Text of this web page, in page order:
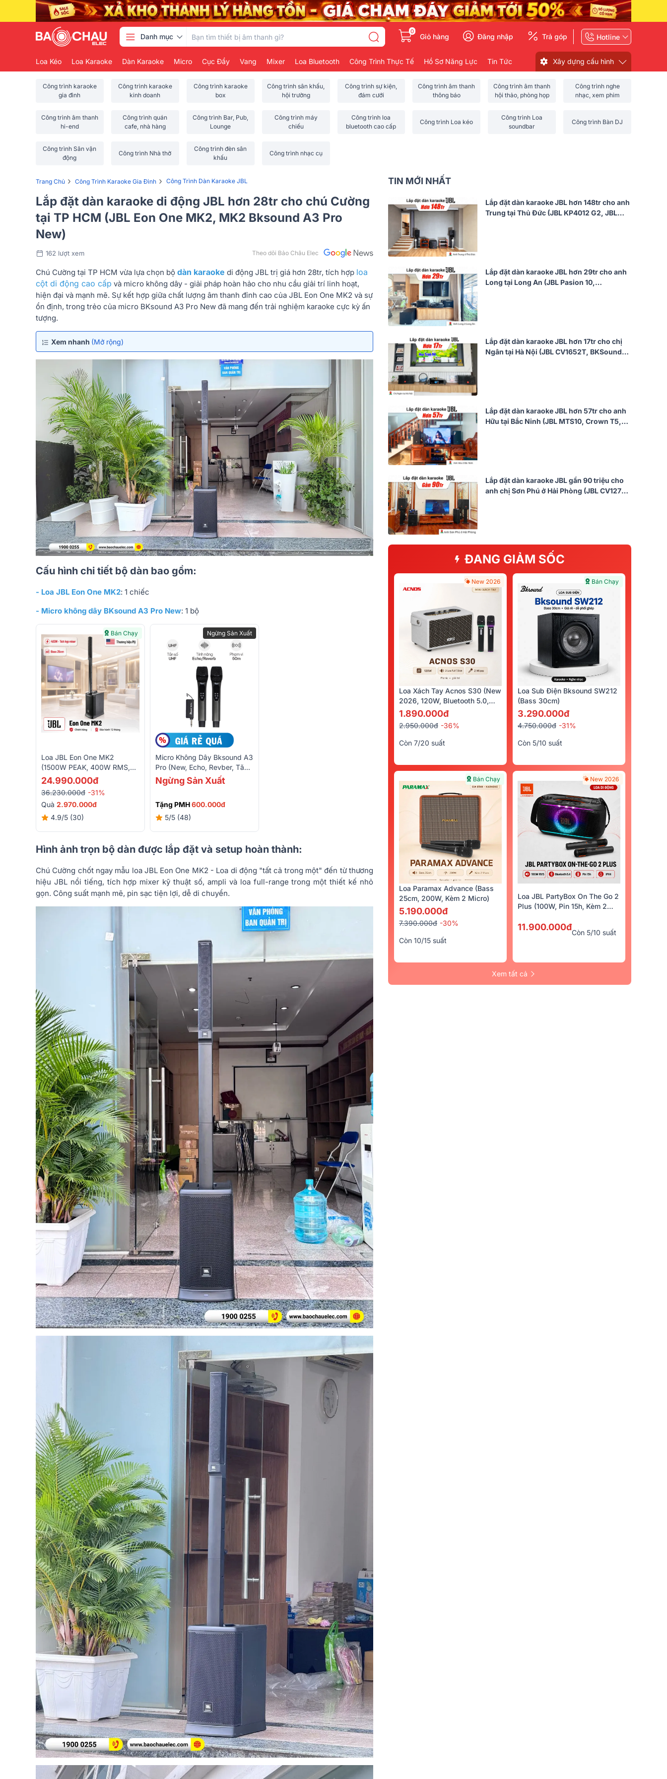
Danh mục
0
Giỏ hàng Đăng nhập Trả góp Hotline
Loa Kéo Loa Karaoke Dàn Karaoke Micro Cục Đẩy Vang Mixer Loa Bluetooth Công Trình Thực Tế Hồ Sơ Năng Lực Tin Tức Xây dựng cấu hình
Công trình karaoke
gia đình
Công trình karaoke
kinh doanh
Công trình karaoke
box
Công trình sân khấu,
hội trường
Công trình sự kiện,
đám cưới
Công trình âm thanh
thông báo
Công trình âm thanh
hội thảo, phòng họp
Công trình nghe
nhạc, xem phim
Công trình âm thanh
hi-end
Công trình quán
cafe, nhà hàng
Công trình Bar, Pub,
Lounge
Công trình máy
chiếu
Công trình loa
bluetooth cao cấp
Công trình Loa kéo
Công trình Loa
soundbar
Công trình Bàn DJ
Công trình Sân vận
động
Công trình Nhà thờ
Công trình đèn sân
khấu
Công trình nhạc cụ
Trang Chủ › Công Trình Karaoke Gia Đình › Công Trình Dàn Karaoke JBL
Lắp đặt dàn karaoke di động JBL hơn 28tr cho chú Cường
tại TP HCM (JBL Eon One MK2, MK2 Bksound A3 Pro
New)
162 lượt xem Theo dõi Bảo Châu Elec
Chú Cường tại TP HCM vừa lựa chọn bộ dàn karaoke di động JBL trị giá hơn 28tr, tích hợp loa
cột di động cao cấp và micro không dây - giải pháp hoàn hảo cho nhu cầu giải trí linh hoạt,
hiện đại và mạnh mẽ. Sự kết hợp giữa chất lượng âm thanh đỉnh cao của JBL Eon One MK2 và sự
ổn định, trong trẻo của micro BKsound A3 Pro New đã mang đến trải nghiệm karaoke cực kỳ ấn
tượng.
Xem nhanh (Mở rộng)
Cấu hình chi tiết bộ dàn bao gồm:
- Loa JBL Eon One MK2: 1 chiếc
- Micro không dây BKsound A3 Pro New: 1 bộ
Bán Chạy
Loa JBL Eon One MK2
(1500W PEAK, 400W RMS,
Bluetooth, DSP, Mixer, Loa
Column)
24.990.000đ
36.230.000đ -31%
Quà 2.970.000đ
4.9/5 (30)
Ngừng Sản Xuất
Micro Không Dây Bksound A3
Pro (New, Echo, Revber, Tăng
Giảm Âm Lượng Mic)
Ngừng Sản Xuất
Tặng PMH600.000đ
5/5 (48)
Hình ảnh trọn bộ dàn được lắp đặt và setup hoàn thành:
Chú Cường chốt ngay mẫu loa JBL Eon One MK2 - Loa di động "tất cả trong một" đến từ thương
hiệu JBL nổi tiếng, tích hợp mixer kỹ thuật số, ampli và loa full-range trong một thiết kế nhỏ
gọn. Công suất mạnh mẽ, pin sạc tiện lợi, dễ di chuyển.
TIN MỚI NHẤT
Lắp đặt dàn karaoke JBL hơn 148tr cho anh
Trung tại Thủ Đức (JBL KP4012 G2, JBL
Lắp đặt dàn karaoke JBL hơn 29tr cho anh
Long tại Long An (JBL Pasion 10,
Lắp đặt dàn karaoke JBL hơn 17tr cho chị
Ngân tại Hà Nội (JBL CV1652T, BKSound
Lắp đặt dàn karaoke JBL hơn 57tr cho anh
Hữu tại Bắc Ninh (JBL MTS10, Crown T5,
Lắp đặt dàn karaoke JBL gần 90 triệu cho
anh chị Sơn Phú ở Hải Phòng (JBL CV1270,
ĐANG GIẢM SỐC
New 2026
Loa Xách Tay Acnos S30 (New
2026, 120W, Bluetooth 5.0,
Kèm 2 Tay Micro)
1.890.000đ
2.950.000đ -36%
Còn 7/20 suất
Bán Chạy
Loa Sub Điện Bksound SW212
(bass 30cm)
3.290.000đ
4.750.000đ -31%
Còn 5/10 suất
Bán Chạy
Loa Paramax Advance (Bass
25cm, 200W, Kèm 2 Micro)
5.190.000đ
7.390.000đ -30%
Còn 10/15 suất
New 2026
Loa JBL PartyBox On The Go 2
Plus (100W, Pin 15h, Kèm 2
11.900.000đ
Còn 5/10 suất
Xem tất cả